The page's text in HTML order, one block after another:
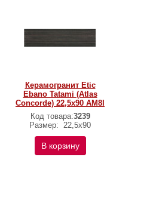
Керамогранит Etic
Ebano Tatami (Atlas
Concorde) 22,5х90 AM8I
Код товара:3239
Размер: 22,5х90
В корзину